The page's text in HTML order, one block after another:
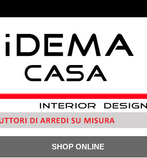
SHOP ONLINE